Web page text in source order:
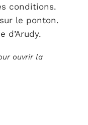
conditions.
le ponton.
d’Arudy.
ouvrir la